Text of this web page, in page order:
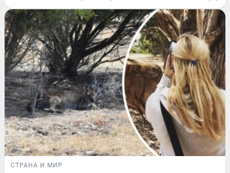
СТРАНА И МИР